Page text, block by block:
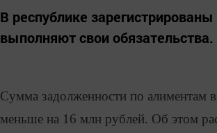
В республике
выполняют свои обязательства.
Сумма задолженности по алиментам
меньше на 16 млн рублей. Об этом